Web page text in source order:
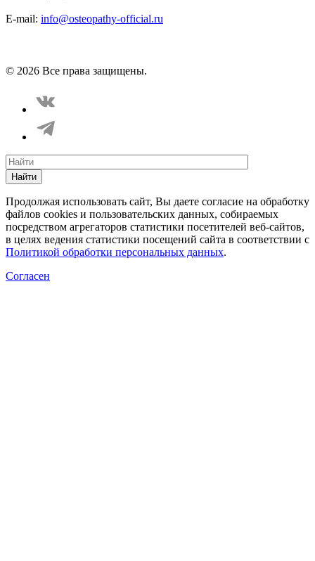
E-mail: info@osteopathy-official.ru
© 2026 Все права защищены.
Найти
Продолжая использовать сайт, Вы даете согласие на обработку
файлов cookies и пользовательских данных, собираемых
посредством агрегаторов статистики посетителей веб-сайтов,
в целях ведения статистики посещений сайта в соответствии с
Политикой обработки персональных данных.
Согласен